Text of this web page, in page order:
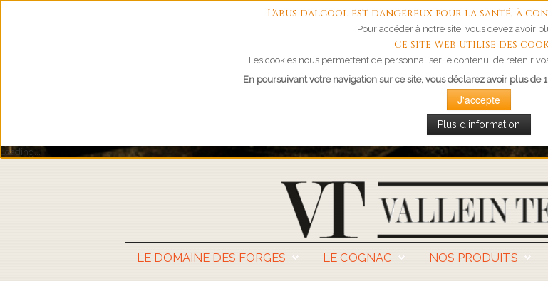
L'abus d'alcool est dangereux pour la santé, à
Pour accéder à notre site, vous devez avoir
Ce site Web utilise des
Les cookies nous permettent de personnaliser le contenu, de retenir
En poursuivant votre navigation sur ce site, vous déclarez avoir plus de
J'accepte
Plus d'information
Loading...
LE DOMAINE DES FORGES LE COGNAC NOS PRODUITS